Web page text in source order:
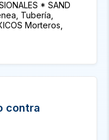
* SAND
Tubería,
Morteros,
contra